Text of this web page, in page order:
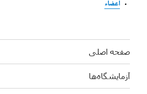
اعضاء
صفحه اصلی
آزمایشگاه‌ها